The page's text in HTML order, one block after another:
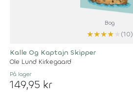
Bog
★★★★
(10)
Kalle Og Kaptajn Skipper
Ole Lund Kirkegaard
På lager
149,95 kr